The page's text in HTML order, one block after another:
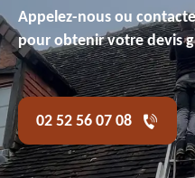
Appelez-nous ou
pour obtenir votre devis
02 52 56 07 08